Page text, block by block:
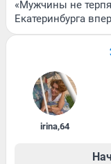
«Мужчины не
Екатеринбурга
irina,64